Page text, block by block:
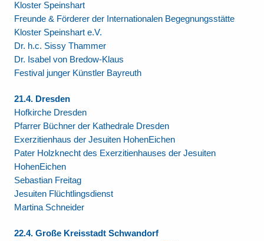
Kloster Speinshart
Freunde & Förderer der Internationalen Begegnungsstätte
Kloster Speinshart e.V.
Dr. h.c. Sissy Thammer
Dr. Isabel von Bredow-Klaus
Festival junger Künstler Bayreuth
21.4. Dresden
Hofkirche Dresden
Pfarrer Büchner der Kathedrale Dresden
Exerzitienhaus der Jesuiten HohenEichen
Pater Holzknecht des Exerzitienhauses der Jesuiten
HohenEichen
Sebastian Freitag
Jesuiten Flüchtlingsdienst
Martina Schneider
22.4. Große Kreisstadt Schwandorf